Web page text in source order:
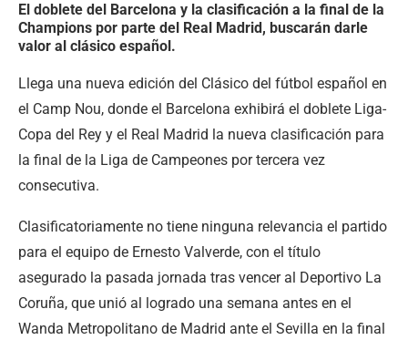
El doblete del Barcelona y la clasificación a la final de la
Champions por parte del Real Madrid, buscarán darle
valor al clásico español.
Llega una nueva edición del Clásico del fútbol español en
el Camp Nou, donde el Barcelona exhibirá el doblete Liga-
Copa del Rey y el Real Madrid la nueva clasificación para
la final de la Liga de Campeones por tercera vez
consecutiva.
Clasificatoriamente no tiene ninguna relevancia el partido
para el equipo de Ernesto Valverde, con el título
asegurado la pasada jornada tras vencer al Deportivo La
Coruña, que unió al logrado una semana antes en el
Wanda Metropolitano de Madrid ante el Sevilla en la final